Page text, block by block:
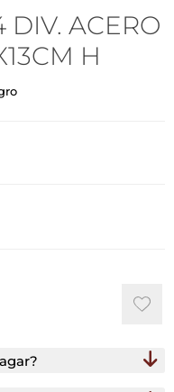
DIV. ACERO
H